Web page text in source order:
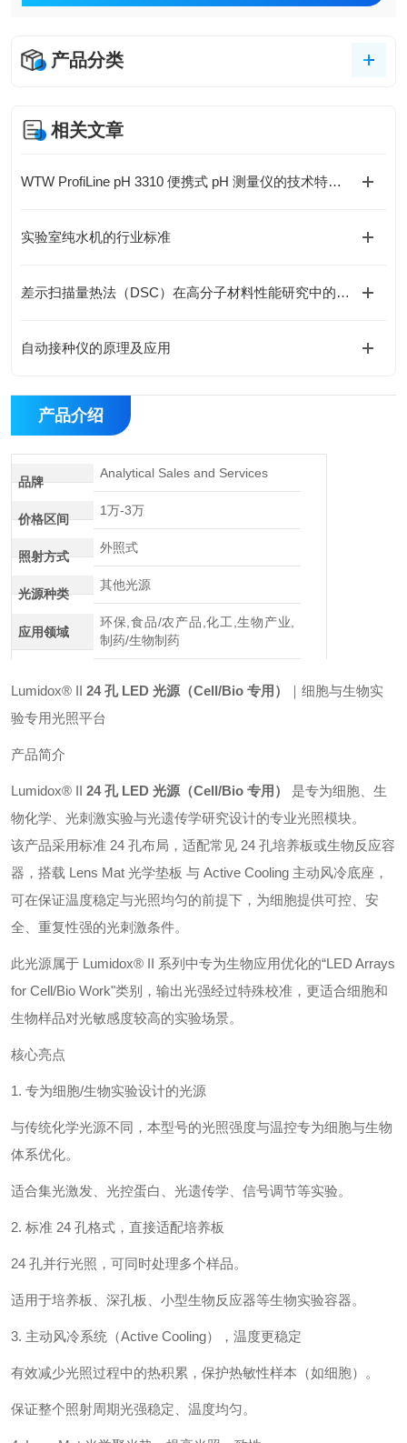
产品分类
相关文章
WTW ProfiLine pH 3310 便携式 pH 测量仪的技术特点与应用解析
实验室纯水机的行业标准
差示扫描量热法（DSC）在高分子材料性能研究中的应用解析
自动接种仪的原理及应用
产品介绍
品牌
Analytical Sales and Services
价格区间
1万-3万
照射方式
外照式
光源种类
其他光源
应用领域
环保,食品/农产品,化工,生物产业,
制药/生物制药
Lumidox® II 24 孔 LED 光源（Cell/Bio 专用）
｜细胞与生物实
验专用光照平台
产品简介
Lumidox® II 24 孔 LED 光源（Cell/Bio 专用）
是专为细胞、生
物化学、光刺激实验与光遗传学研究设计的专业光照模块。
该产品采用标准 24 孔布局，适配常见 24 孔培养板或生物反应容
器，搭载 Lens Mat 光学垫板 与 Active Cooling 主动风冷底座，
可在保证温度稳定与光照均匀的前提下，为细胞提供可控、安
全、重复性强的光刺激条件。
此光源属于 Lumidox® II 系列中专为生物应用优化的“LED Arrays
for Cell/Bio Work"类别，输出光强经过特殊校准，更适合细胞和
生物样品对光敏感度较高的实验场景。
核心亮点
1. 专为细胞/生物实验设计的光源
与传统化学光源不同，本型号的光照强度与温控专为细胞与生物
体系优化。
适合集光激发、光控蛋白、光遗传学、信号调节等实验。
2. 标准 24 孔格式，直接适配培养板
24 孔并行光照，可同时处理多个样品。
适用于培养板、深孔板、小型生物反应器等生物实验容器。
3. 主动风冷系统（Active Cooling），温度更稳定
有效减少光照过程中的热积累，保护热敏性样本（如细胞）。
保证整个照射周期光强稳定、温度均匀。